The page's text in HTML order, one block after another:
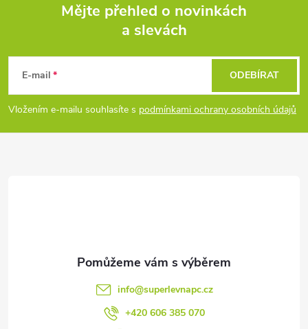
p
a
Mějte přehled o novinkách
a slevách
E-mail
Vložením e-mailu souhlasíte s podmínkami ochrany osobních údajů
ODEBÍRAT
info@superlevnapc.cz
+420 606 385 070